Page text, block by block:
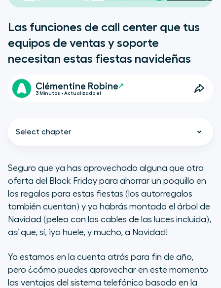
Las funciones de call center que tus
equipos de ventas y soporte
necesitan estas fiestas navideñas
Clémentine Robine
3 Minutos • Actualizado el
Select chapter
Las 5 funciones de los productos
que más utilizan nuestros clientes
en diciembre
Seguro que ya has aprovechado alguna que otra
oferta del Black Friday para ahorrar un poquillo en
los regalos para estas fiestas (los autorregalos
también cuentan) y ya habrás montado el árbol de
Navidad (pelea con los cables de las luces incluida),
así que, sí, ¡ya huele, y mucho, a Navidad!
Ya estamos en la cuenta atrás para fin de año,
pero ¿cómo puedes aprovechar en este momento
las ventajas del sistema telefónico basado en la